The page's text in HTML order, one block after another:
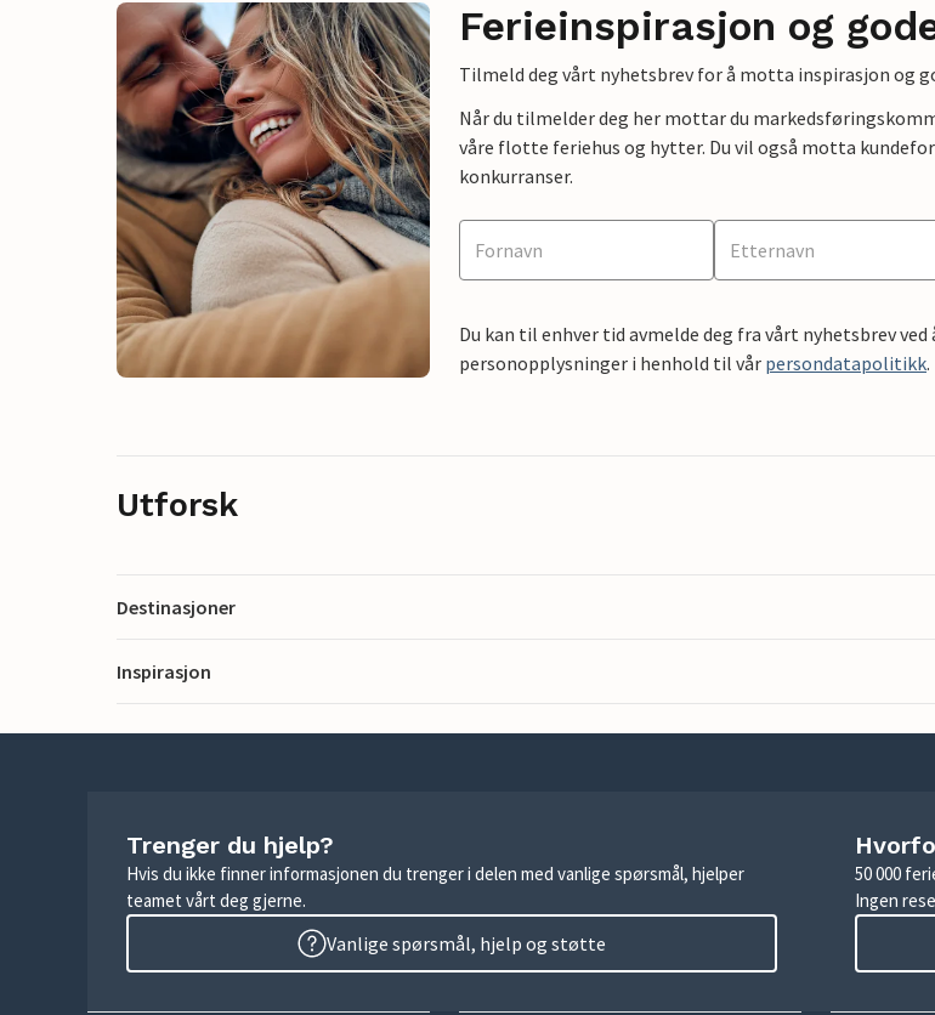
Ferieinspirasjon og
Tilmeld deg vårt nyhetsbrev for å motta inspirasjon og
Når du tilmelder deg her mottar du
våre flotte feriehus og hytter. Du vil også motta
konkurranser.
Du kan til enhver tid avmelde deg fra vårt nyhetsbrev
personopplysninger i henhold til vår persondatapolitikk.
Utforsk
Destinasjoner
Inspirasjon
Trenger du hjelp?
Hvis du ikke finner informasjonen du trenger i delen med vanlige spørsmål, hjelper
teamet vårt deg gjerne.
Vanlige spørsmål, hjelp og støtte
50 000
Ingen